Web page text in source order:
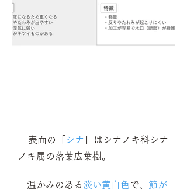
表面の「 シナ 」はシナノキ科シナ
ノキ 属の落葉広葉樹。
温かみのある 淡い黄白色で、 節が